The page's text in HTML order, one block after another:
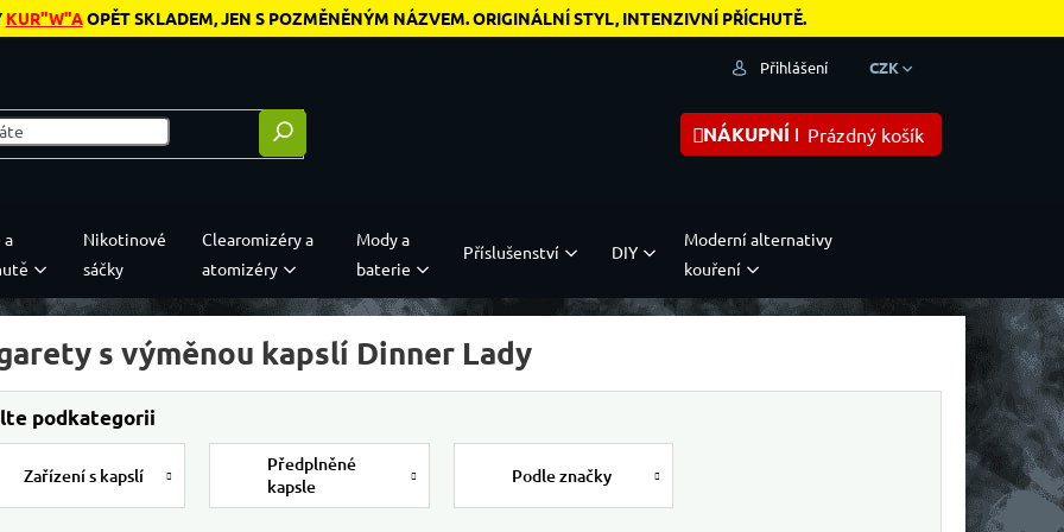
KUR"W"AOPĚT SKLADEM, JEN S POZMĚNĚNÝM NÁZVEM. ORIGINÁLNÍ STYL, INTENZIVNÍ PŘÍCHUTĚ.
CZK
Přihlášení
NÁKUPNÍ KOŠÍKPrázdný košík
a
Nikotinové
sáčky
Clearomizéry a
atomizéry
Mody a
baterie
Příslušenství DIY
Moderní alternativy
kouření
s výměnou kapslí Dinner Lady
Zařízení s kapslí
Předplněné
kapsle
Podle značky